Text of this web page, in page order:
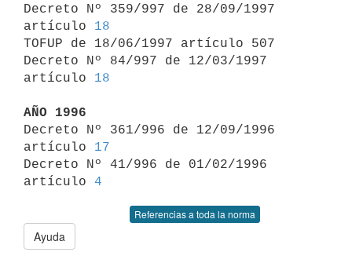
Decreto Nº 359/997 de 28/09/1997
artículo 18
TOFUP de 18/06/1997 artículo 507
Decreto Nº 84/997 de 12/03/1997
artículo 18
AÑO 1996
Decreto Nº 361/996 de 12/09/1996
artículo 17
Decreto Nº 41/996 de 01/02/1996
artículo 4
Referencias a toda la norma
Ayuda